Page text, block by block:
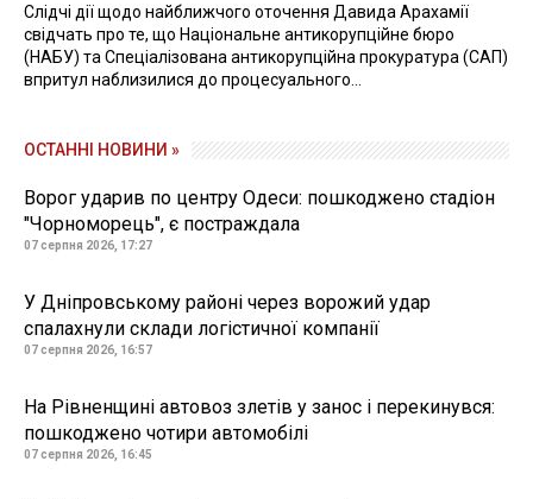
Слідчі дії щодо найближчого оточення Давида Арахамії
свідчать про те, що Національне антикорупційне бюро
(НАБУ) та Спеціалізована антикорупційна прокуратура (САП)
впритул наблизилися до процесуального...
ОСТАННІ НОВИНИ »
Ворог ударив по центру Одеси: пошкоджено стадіон
"Чорноморець", є постраждала
07 серпня 2026, 17:27
У Дніпровському районі через ворожий удар
спалахнули склади логістичної компанії
07 серпня 2026, 16:57
На Рівненщині автовоз злетів у занос і перекинувся:
пошкоджено чотири автомобілі
07 серпня 2026, 16:45